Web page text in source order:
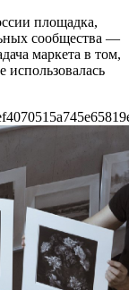
площадка,
сообщества —
маркета в том,